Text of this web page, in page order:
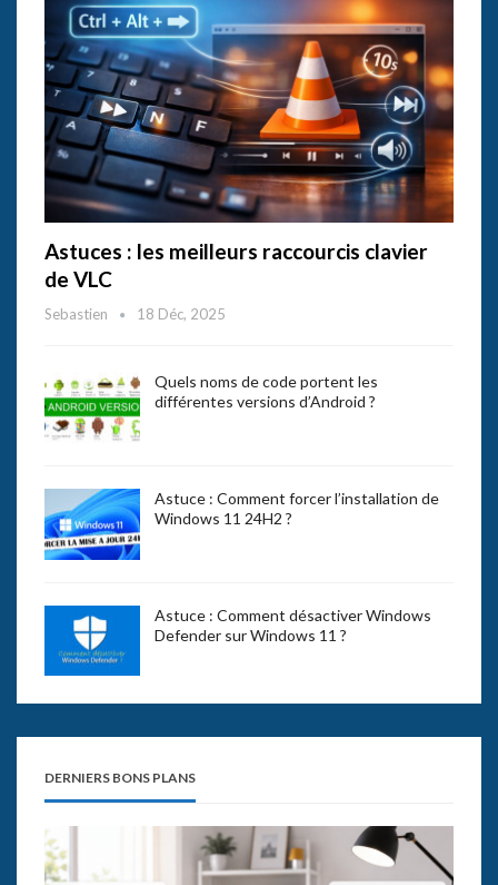
Astuces : les meilleurs raccourcis clavier
de VLC
Sebastien 18 Déc, 2025
Quels noms de code portent les
différentes versions d’Android ?
Astuce : Comment forcer l’installation de
Windows 11 24H2 ?
Astuce : Comment désactiver Windows
Defender sur Windows 11 ?
DERNIERS BONS PLANS